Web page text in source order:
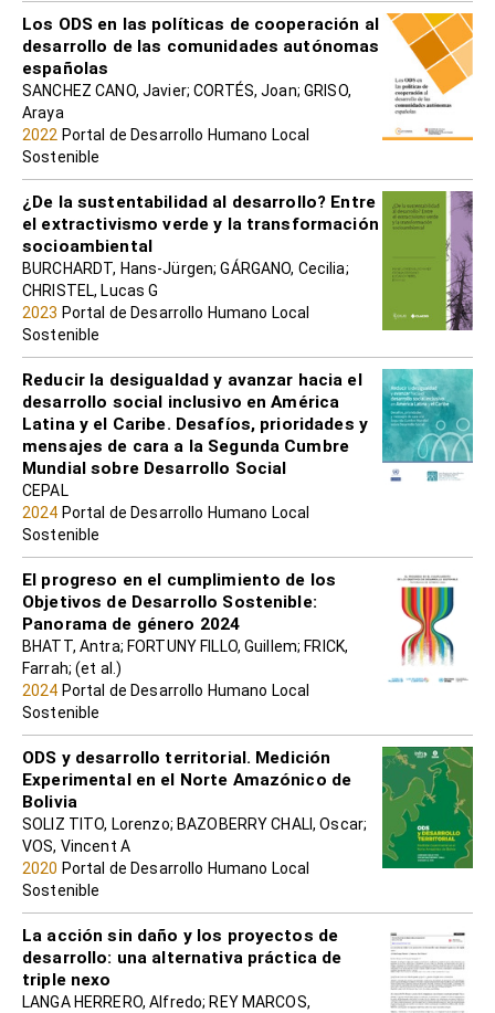
Los ODS en las políticas de cooperación al
desarrollo de las comunidades autónomas
españolas
SANCHEZ CANO, Javier; CORTÉS, Joan; GRISO,
Araya
2022 Portal de Desarrollo Humano Local
Sostenible
¿De la sustentabilidad al desarrollo? Entre
el extractivismo verde y la transformación
socioambiental
BURCHARDT, Hans-Jürgen; GÁRGANO, Cecilia;
CHRISTEL, Lucas G
2023 Portal de Desarrollo Humano Local
Sostenible
Reducir la desigualdad y avanzar hacia el
desarrollo social inclusivo en América
Latina y el Caribe. Desafíos, prioridades y
mensajes de cara a la Segunda Cumbre
Mundial sobre Desarrollo Social
CEPAL
2024 Portal de Desarrollo Humano Local
Sostenible
El progreso en el cumplimiento de los
Objetivos de Desarrollo Sostenible:
Panorama de género 2024
BHATT, Antra; FORTUNY FILLO, Guillem; FRICK,
Farrah; (et al.)
2024 Portal de Desarrollo Humano Local
Sostenible
ODS y desarrollo territorial. Medición
Experimental en el Norte Amazónico de
Bolivia
SOLIZ TITO, Lorenzo; BAZOBERRY CHALI, Oscar;
VOS, Vincent A
2020 Portal de Desarrollo Humano Local
Sostenible
La acción sin daño y los proyectos de
desarrollo: una alternativa práctica de
triple nexo
LANGA HERRERO, Alfredo; REY MARCOS,